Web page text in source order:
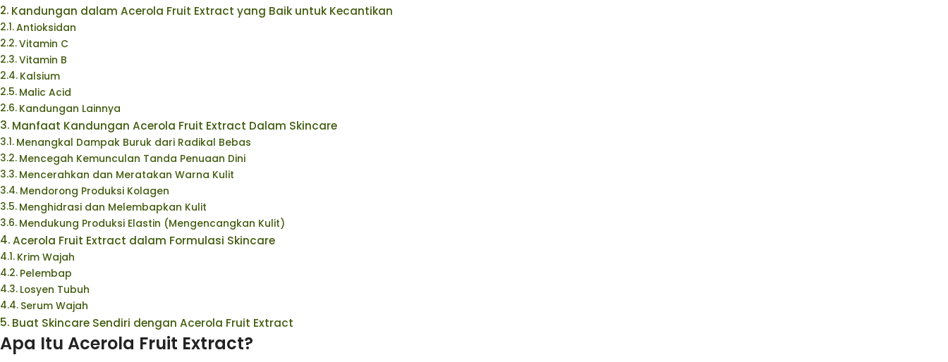
Kandungan dalam Acerola Fruit Extract yang Baik untuk Kecantikan
Antioksidan
Vitamin C
Vitamin B
Kalsium
Malic Acid
Kandungan Lainnya
Manfaat Kandungan Acerola Fruit Extract Dalam Skincare
Menangkal Dampak Buruk dari Radikal Bebas
Mencegah Kemunculan Tanda Penuaan Dini
Mencerahkan dan Meratakan Warna Kulit
Mendorong Produksi Kolagen
Menghidrasi dan Melembapkan Kulit
Mendukung Produksi Elastin (Mengencangkan Kulit)
Acerola Fruit Extract dalam Formulasi Skincare
Krim Wajah
Pelembap
Losyen Tubuh
Serum Wajah
Buat Skincare Sendiri dengan Acerola Fruit Extract
Apa Itu Acerola Fruit Extract?